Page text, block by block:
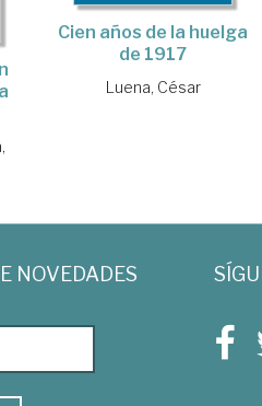
Cien años de la huelga
de 1917
Luena, César
NOVEDADES